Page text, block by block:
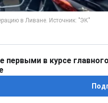
первыми в курсе